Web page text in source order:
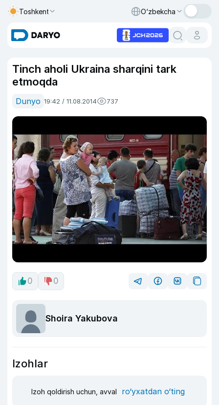
Toshkent O‘zbekcha
Tinch aholi Ukraina sharqini tark
etmoqda
Dunyo 19:42 / 11.08.2014 737
0 0
Shoira Yakubova
Izohlar
Izoh qoldirish uchun, avval ro‘yxatdan o‘ting